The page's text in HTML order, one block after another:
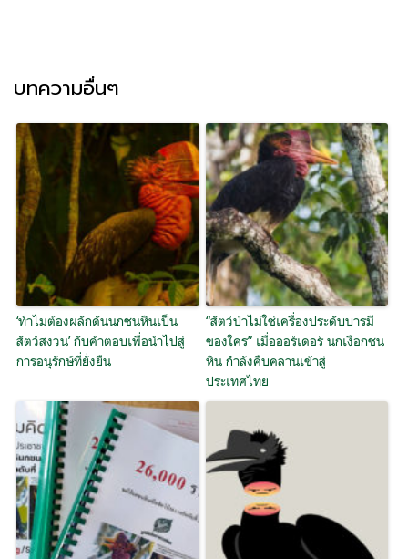
บทความอื่นๆ
‘ทำไมต้องผลักดันนกชนหินเป็น
สัตว์สงวน’ กับคำตอบเพื่อนำไปสู่
การอนุรักษ์ที่ยั่งยืน
“สัตว์ป่าไม่ใช่เครื่องประดับบารมี
ของใคร” เมื่อออร์เดอร์ นกเงือกชน
หิน กำลังคืบคลานเข้าสู่
ประเทศไทย